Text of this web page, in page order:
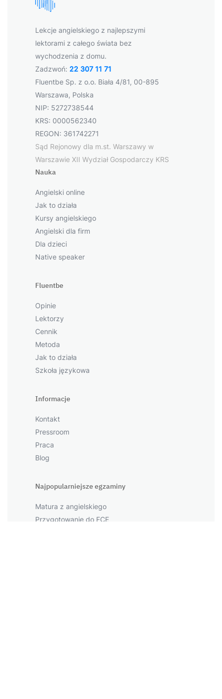
Lekcje angielskiego z najlepszymi
lektorami z całego świata bez
wychodzenia z domu.
Zadzwoń: 22 307 11 71
Fluentbe Sp. z o.o. Biała 4/81, 00-895
Warszawa, Polska
NIP: 5272738544
KRS: 0000562340
REGON: 361742271
Sąd Rejonowy dla m.st. Warszawy w
Warszawie XII Wydział Gospodarczy KRS
Nauka
Angielski online
Jak to działa
Kursy angielskiego
Angielski dla firm
Dla dzieci
Native speaker
Fluentbe
Opinie
Lektorzy
Cennik
Metoda
Jak to działa
Szkoła językowa
Informacje
Kontakt
Pressroom
Praca
Blog
Najpopularniejsze egzaminy
Matura z angielskiego
Przygotowanie do FCE